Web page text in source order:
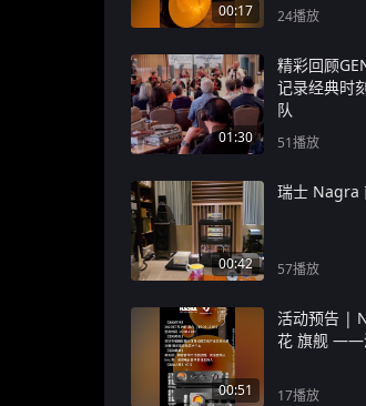
00:17 24播放
01:30
精彩回顾
记录经典时
队
51播放
00:42
瑞士 Nagra
57播放
00:51
活动预告 |
花 旗舰 ——
17播放